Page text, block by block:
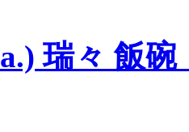
瑞々 飯